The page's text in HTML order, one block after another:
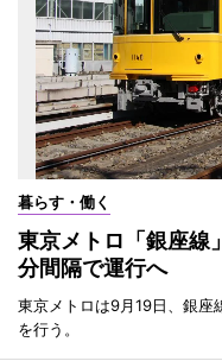
暮らす・働く
東京メトロ「銀座
分間隔で運行へ
東京メトロは9月19日、銀座
を行う。